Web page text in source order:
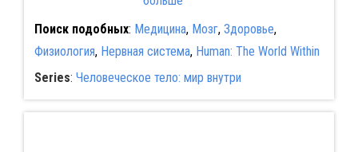
Поиск подобных: Медицина, Мозг, Здоровье,
Физиология, Нервная система, Human: The World Within
Series: Человеческое тело: мир внутри